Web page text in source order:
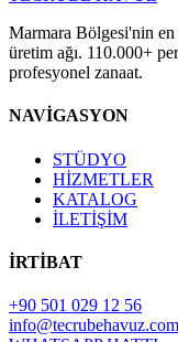
Marmara Bölgesi'nin en
üretim ağı. 110.000+
profesyonel zanaat.
NAVİGASYON
STÜDYO
HİZMETLER
KATALOG
İLETİŞİM
İRTİBAT
+90 501 029 12 56